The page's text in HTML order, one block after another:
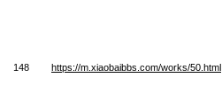
148 https://m.xiaobaibbs.com/works/50.html